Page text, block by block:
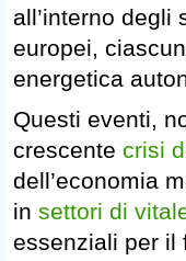
all’interno degli
europei,
energetica
Questi eventi,
crescente crisi
dell’economia
in settori di
essenziali per il